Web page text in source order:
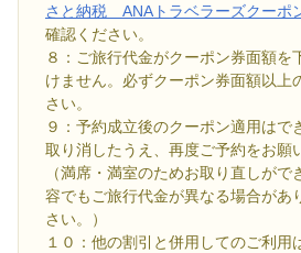
さと納税 ANAトラベラーズクーポ
確認ください。
８：ご旅行代金がクーポン券面額を
けません。必ずクーポン券面額以上
さい。
９：予約成立後のクーポン適用はで
取り消したうえ、再度ご予約をお願
（満席・満室のためお取り直しが
容でもご旅行代金が異なる場合があ
さい。）
１０：他の割引と併用してのご利用